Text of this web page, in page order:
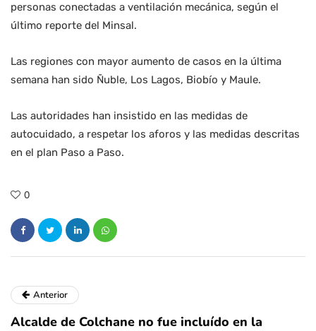
personas conectadas a ventilación mecánica, según el
último reporte del Minsal.
Las regiones con mayor aumento de casos en la última
semana han sido Ñuble, Los Lagos, Biobío y Maule.
Las autoridades han insistido en las medidas de
autocuidado, a respetar los aforos y las medidas descritas
en el plan Paso a Paso.
0
Anterior
Alcalde de Colchane no fue incluído en la